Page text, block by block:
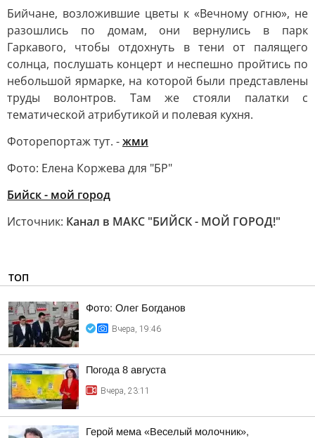
Бийчане, возложившие цветы к «Вечному огню», не
разошлись по домам, они вернулись в парк
Гаркавого, чтобы отдохнуть в тени от палящего
солнца, послушать концерт и неспешно пройтись по
небольшой ярмарке, на которой были представлены
труды волонтров. Там же стояли палатки с
тематической атрибутикой и полевая кухня.
Фоторепортаж тут. -жми
Фото: Елена Коржева для "БР"
Бийск - мой город
Источник: Канал в МАКС "БИЙСК - МОЙ ГОРОД!"
ТОП
Фото: Олег Богданов
Вчера, 19:46
Погода 8 августа
Вчера, 23:11
Герой мема «Веселый молочник»,